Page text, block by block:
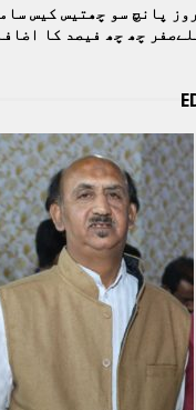
پانچ سو چھتیس کیس
چھ چھ فیصد کا اضافہ